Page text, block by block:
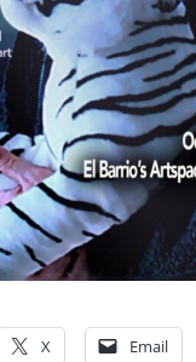
X Email